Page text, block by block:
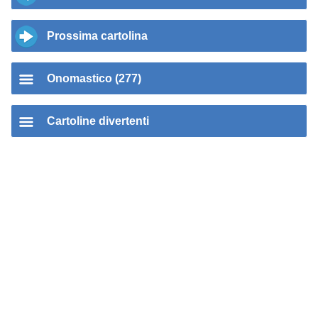
Prossima cartolina
Onomastico (277)
Cartoline divertenti